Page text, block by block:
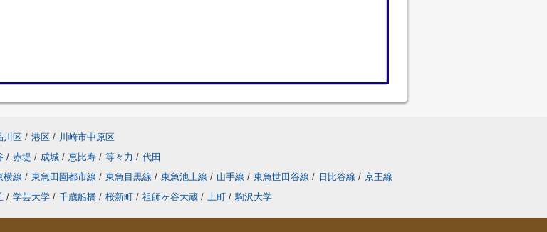
川区 / 港区 / 川崎市中原区
/ 赤堤 / 成城 / 恵比寿 / 等々力 / 代田
横線 / 東急田園都市線 / 東急目黒線 / 東急池上線 / 山手線 / 東急世田谷線 / 日比谷線 / 京王線
/ 学芸大学 / 千歳船橋 / 桜新町 / 祖師ヶ谷大蔵 / 上町 / 駒沢大学